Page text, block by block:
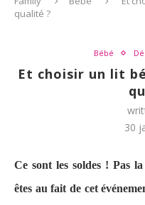
qualité ?
Bébé
Et choisir un lit
30
Ce sont les soldes ! Pas
êtes au fait de cet